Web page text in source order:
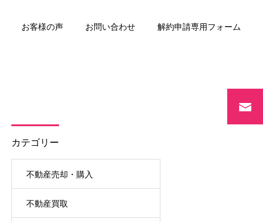
お客様の声 お問い合わせ 解約申請専用フォーム
カテゴリー
不動産売却・購入
不動産買取